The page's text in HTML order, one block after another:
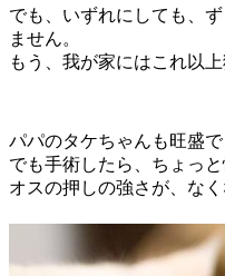
でも、いずれにしても、
ません。
もう、我が家にはこれ以
パパのタケちゃんも旺盛で
でも手術したら、ちょっと
オスの押しの強さが、な